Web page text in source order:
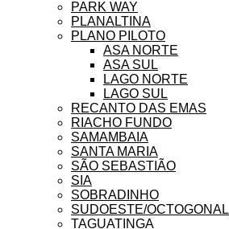
PARK WAY
PLANALTINA
PLANO PILOTO
ASA NORTE
ASA SUL
LAGO NORTE
LAGO SUL
RECANTO DAS EMAS
RIACHO FUNDO
SAMAMBAIA
SANTA MARIA
SÃO SEBASTIÃO
SIA
SOBRADINHO
SUDOESTE/OCTOGONAL
TAGUATINGA